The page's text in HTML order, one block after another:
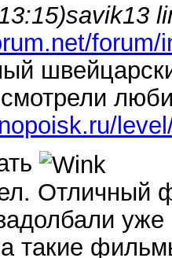
savik13
Отличный
такие